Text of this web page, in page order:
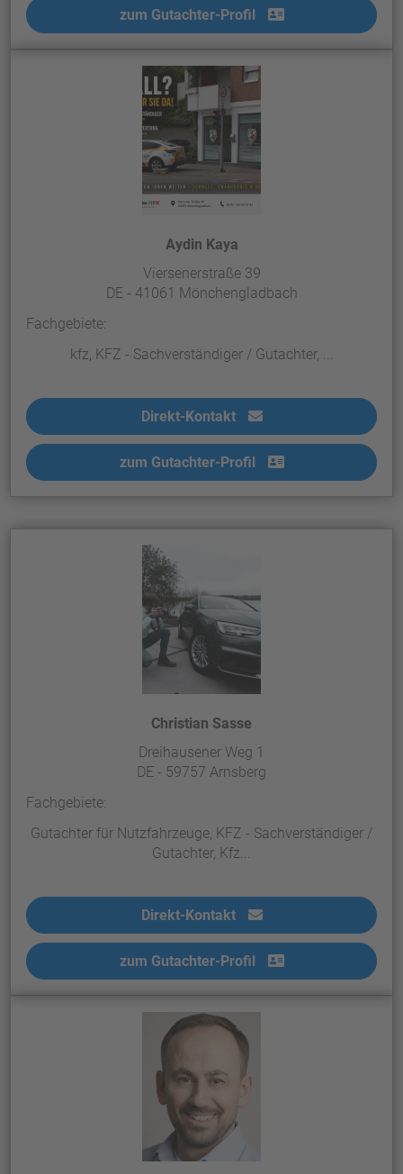
zum Gutachter-Profil
Aydin Kaya
Viersenerstraße 39
DE - 41061 Mönchengladbach
Fachgebiete:
kfz, KFZ - Sachverständiger / Gutachter, ...
Direkt-Kontakt
zum Gutachter-Profil
Christian Sasse
Dreihausener Weg 1
DE - 59757 Arnsberg
Fachgebiete:
Gutachter für Nutzfahrzeuge, KFZ - Sachverständiger /
Gutachter, Kfz...
Direkt-Kontakt
zum Gutachter-Profil